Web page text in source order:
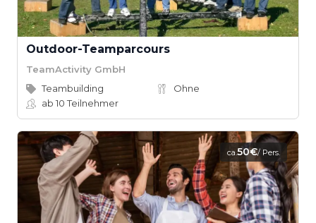
Outdoor-Teamparcours
TeamActivity GmbH
Teambuilding
Ohne
ab 10Teilnehmer
ca.50€/ Pers.